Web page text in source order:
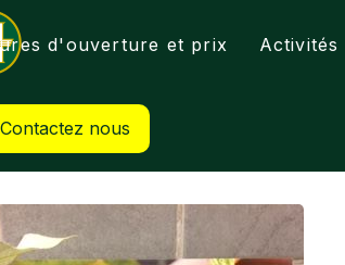
d'ouverture et prix Activités
Contactez nous